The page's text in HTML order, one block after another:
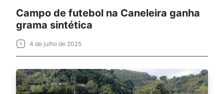
Campo de futebol na Caneleira ganha
grama sintética
4 de julho de 2025